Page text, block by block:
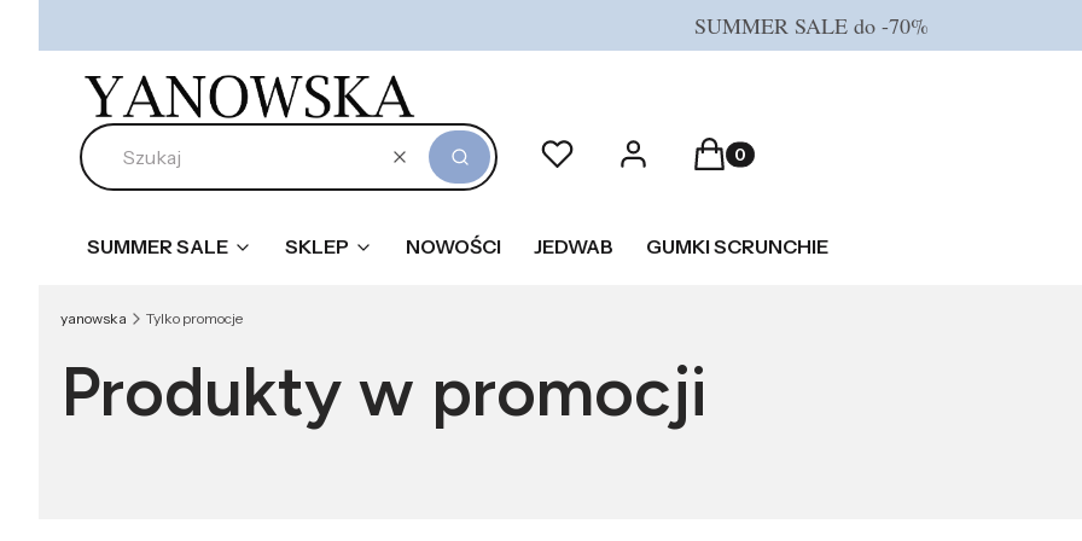
SUMMER SALE do -70%
WyczyśćSzukaj
Ulubione Zaloguj sięProdukty w koszyku: 0. Zobacz
Koszyk
SUMMER SALE SKLEP NOWOŚCI JEDWAB GUMKI SCRUNCHIE
yanowska Tylko promocje
Produkty w promocji